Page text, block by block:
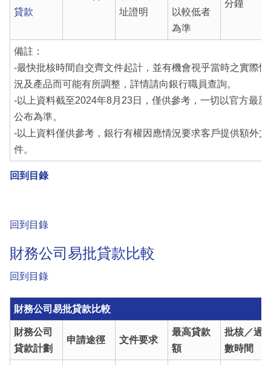
貸款
址證明
以較低者
為準
分鐘
備註：
-最快批核時間自交齊文件起計，並有機會視乎當時之實際情
況及產品而可能有所調整，詳情請向銀行職員查詢。
-以上資料截至2024年8月23日，僅供參考，一切以官方最新
公布為準。
-以上資料僅供參考，銀行有權因應情況要求客戶提供額外文
件。
回到目錄
回到目錄
財務公司易批貸款比較
回到目錄
財務公司易批貸款比較
財務公司
貸款計劃
申請途徑 文件要求
最高貸款
額
批核／過
數時間